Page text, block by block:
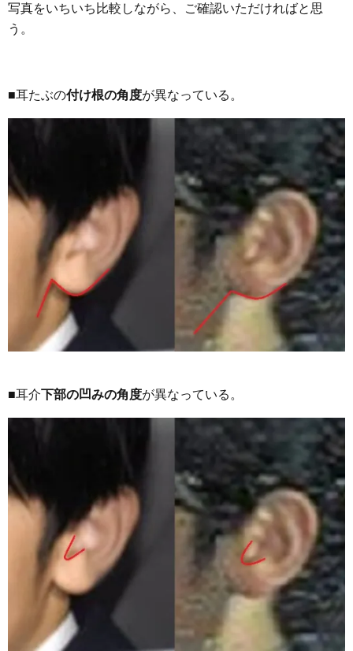
写真をいちいち比較しながら、ご確認いただければと思
う。
■耳たぶの付け根の角度が異なっている。
■耳介下部の凹みの角度が異なっている。